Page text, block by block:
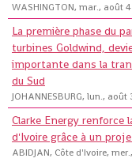
WASHINGTON, mar., août
La première phase du
turbines Goldwind,
importante dans la
du Sud
JOHANNESBURG, lun.,
Clarke Energy renforce
d'Ivoire grâce à un
ABIDJAN, Côte d'Ivoire,